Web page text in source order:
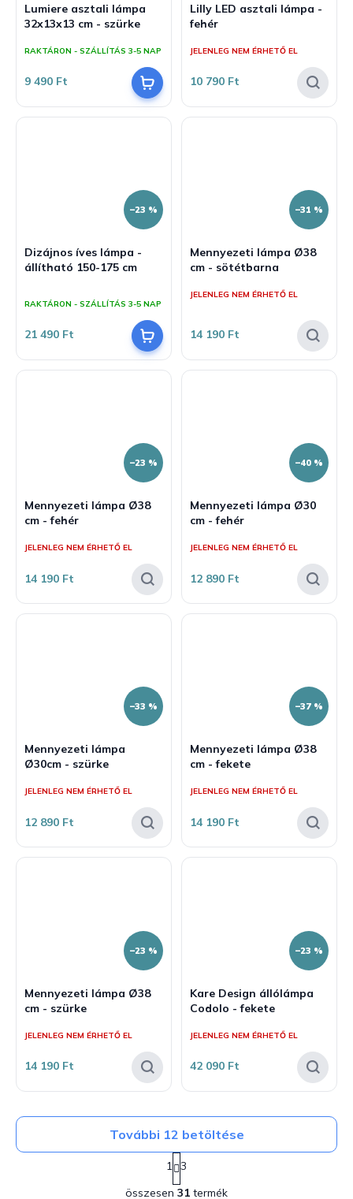
Lumiere asztali lámpa
32x13x13 cm - szürke
RAKTÁRON - SZÁLLÍTÁS 3-5 NAP
9 490 Ft
Lilly LED asztali lámpa -
fehér
JELENLEG NEM ÉRHETŐ EL
10 790 Ft
–23 %
Dizájnos íves lámpa -
állítható 150-175 cm
termék
5-
5,0
RAKTÁRON - SZÁLLÍTÁS 3-5 NAP
21 490 Ft
–31 %
Mennyezeti lámpa Ø38
cm - sötétbarna
JELENLEG NEM ÉRHETŐ EL
14 190 Ft
–23 %
Mennyezeti lámpa Ø38
cm - fehér
JELENLEG NEM ÉRHETŐ EL
14 190 Ft
–40 %
Mennyezeti lámpa Ø30
cm - fehér
JELENLEG NEM ÉRHETŐ EL
12 890 Ft
–33 %
Mennyezeti lámpa
Ø30cm - szürke
JELENLEG NEM ÉRHETŐ EL
12 890 Ft
–37 %
Mennyezeti lámpa Ø38
cm - fekete
JELENLEG NEM ÉRHETŐ EL
14 190 Ft
–23 %
Mennyezeti lámpa Ø38
cm - szürke
JELENLEG NEM ÉRHETŐ EL
14 190 Ft
–23 %
Kare Design állólámpa
Codolo - fekete
JELENLEG NEM ÉRHETŐ EL
42 090 Ft
L
További 12 betöltése
L
a
p
1 3
összesen 31 termék